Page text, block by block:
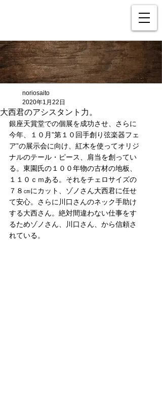
大西君のアシスタント力。
noriosaito
2020年1月22日
銀座天賞堂での個展を成功させ、さらに
今年、１０月”第１０回手創り弦楽器フェ
ア”の展示会に向け、紅木を使ってオリジ
ナルのテール・ピース、肩当を創ってい
る。東園氏の１００年物の古材の地板、
１１０ｃｍある。それをチェロサイズの
７８㎝にカット、ゾノさん大西君に任せ
て安心。さらに川口さんのネック手助け
する大西さん。絶対間違わない仕事をす
るためゾノさん、川口さん、から信頼さ
れている。